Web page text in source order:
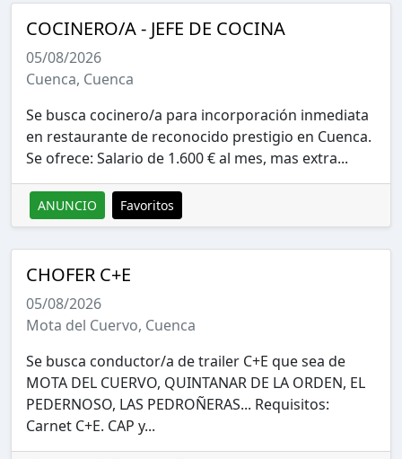
COCINERO/A - JEFE DE COCINA
05/08/2026
Cuenca, Cuenca
Se busca cocinero/a para incorporación inmediata
en restaurante de reconocido prestigio en Cuenca.
Se ofrece: Salario de 1.600 € al mes, mas extra...
ANUNCIO Favoritos
CHOFER C+E
05/08/2026
Mota del Cuervo, Cuenca
Se busca conductor/a de trailer C+E que sea de
MOTA DEL CUERVO, QUINTANAR DE LA ORDEN, EL
PEDERNOSO, LAS PEDROÑERAS... Requisitos:
Carnet C+E. CAP y...